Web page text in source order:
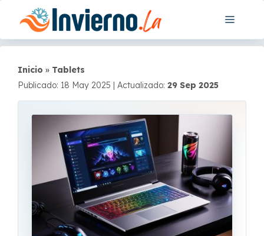
contenido
Menú
Inicio » Tablets
Publicado: 18 May 2025 | Actualizado: 29 Sep 2025